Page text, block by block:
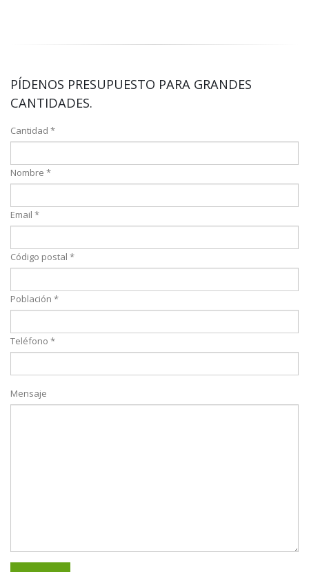
PÍDENOS PRESUPUESTO PARA GRANDES
CANTIDADES.
Cantidad *
Nombre *
Email *
Código postal *
Población *
Teléfono *
Mensaje